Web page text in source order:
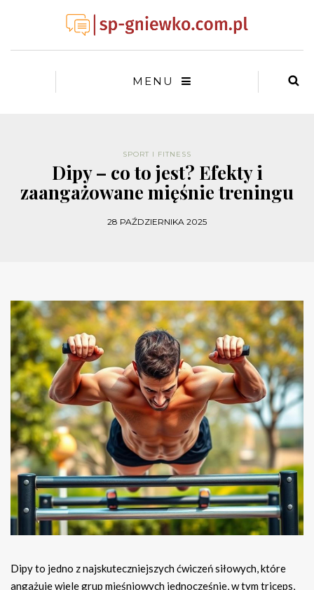
MENU
SPORT I FITNESS
Dipy – co to jest? Efekty i
zaangażowane mięśnie treningu
28 PAŹDZIERNIKA 2025
Dipy to jedno z najskuteczniejszych ćwiczeń siłowych, które
angażuje wiele grup mięśniowych jednocześnie, w tym triceps,